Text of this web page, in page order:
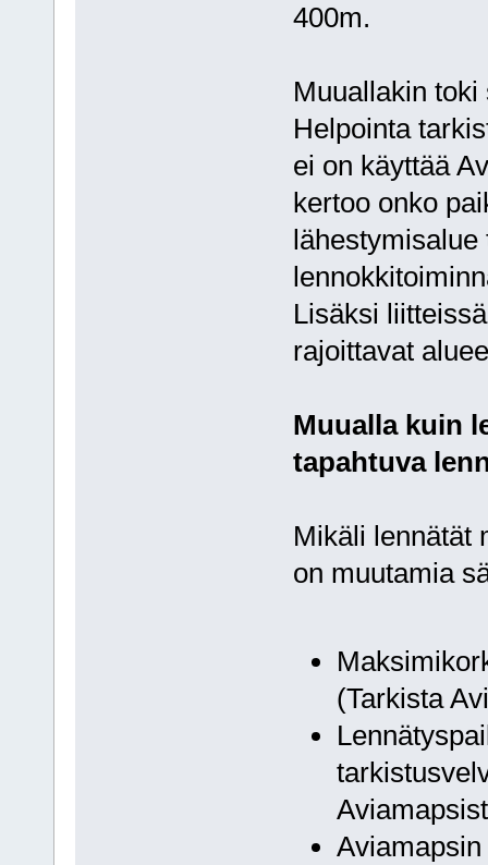
400m.
Muuallakin toki
Helpointa
ei on käyttää
kertoo onko
Lisäksi
rajoittavat
Muualla kuin
tapahtuva
Mikäli lennätät
on muutamia
(Tarkista